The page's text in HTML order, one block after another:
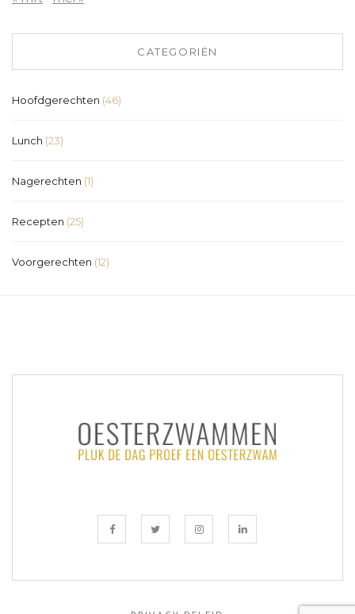
CATEGORIËN
Hoofdgerechten (46)
Lunch (23)
Nagerechten (1)
Recepten (25)
Voorgerechten (12)